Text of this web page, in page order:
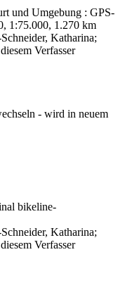
und Umgebung : GPS-
1:75.000, 1.270 km
Katharina;
Verfasser
- wird in neuem
bikeline-
Katharina;
Verfasser